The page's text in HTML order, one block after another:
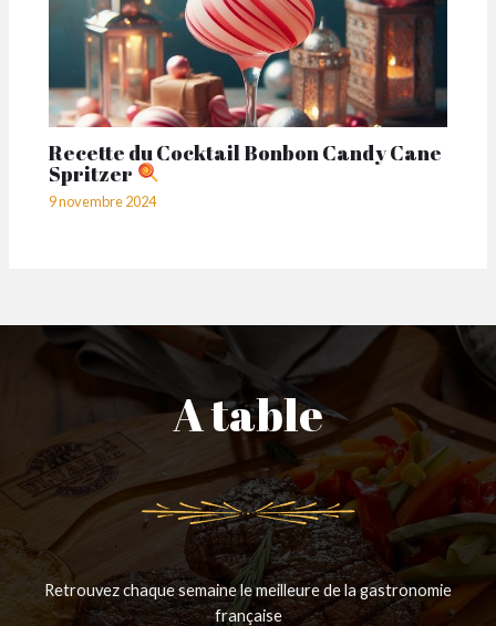
Recette du Cocktail Bonbon Candy Cane
Spritzer
9 novembre 2024
A table
Retrouvez chaque semaine le meilleure de la gastronomie
française